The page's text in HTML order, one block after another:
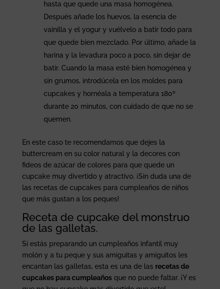
hasta que quede una masa homogénea.
Después añade los huevos, la esencia de
vainilla y el yogur y vuélvelo a batir todo para
que quede bien mezclado. Por último, añade la
harina y la levadura poco a poco, sin dejar de
batir. Cuando la masa esté bien homogénea y
sin grumos, introdúcela en los moldes para
cupcakes y hornéala a temperatura 180º
durante 20 minutos, con cuidado de que no se
quemen.
En este caso te recomendamos que dejes la
buttercream en su color natural y la decores con
fideos de azúcar de colores para que quede un
cupcake muy divertido y atractivo. ¡Sin duda una de
las recetas de cupcakes para cumpleaños de niños
que más gustan a los peques!
Receta de cupcake del monstruo
de las galletas.
Si estás preparando un cumpleaños infantil muy
molón y a tu peque y sus amiguitas y amiguitos les
encantan las galletas, esta es una de las recetas de
cupcakes para cumpleañosque no puede faltar. ¡Y es